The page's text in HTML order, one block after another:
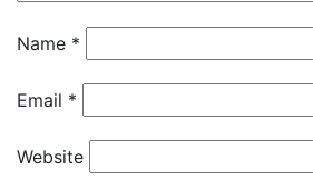
Name *
Email *
Website